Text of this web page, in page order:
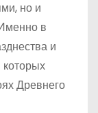
но и
в
и
Древнего